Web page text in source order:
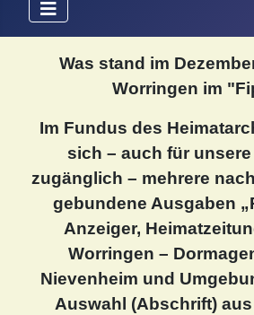
Was stand im
Worringen im
Im Fundus des
sich – auch für
zugänglich – mehrere
gebundene Ausgaben
Anzeiger,
Worringen –
Nievenheim und
Auswahl (Abschrift)